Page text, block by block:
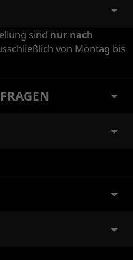
sind nur nach
von Montag bis